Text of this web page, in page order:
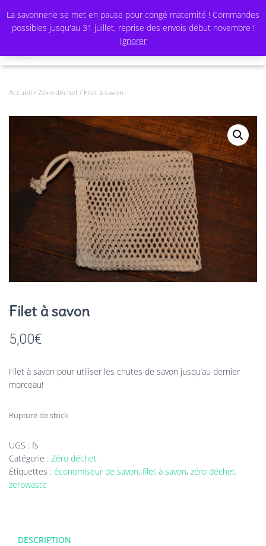
La savonnerie se met en pause pour congé maternité ! Commandes
possibles jusqu'au 31 juillet, reprise des envois début novembre !
Ignorer
Accueil /Zéro déchet/ Filet à savon
Filet à savon
5,00€
Filet à savon pour utiliser les chutes de savon jusqu’au dernier
morceau!
Rupture de stock
UGS : fs
Catégorie : Zéro déchet
Étiquettes : économiseur de savon, filet à savon, zéro déchet,
zerowaste
DESCRIPTION